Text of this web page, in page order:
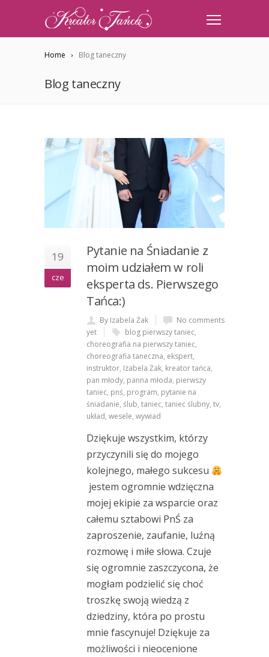
Home Blog taneczny
Blog taneczny
19
cze
Pytanie na Śniadanie z
moim udziałem w roli
eksperta ds. Pierwszego
Tańca:)
By Izabela Żak
No comments
yet
blog pierwszy taniec,
choreografia na pierwszy taniec,
choreografia taneczna, ekspert,
instruktor, Izabela Żak, kreator tańca,
pan młody, panna młoda, pierwszy
taniec, pnś, program, pytanie na
śniadanie, ślub, taniec, taniec ślubny, tv,
układ, wesele, wywiad
Dziękuje wszystkim, którzy
przyczynili się do mojego
kolejnego, małego sukcesu
jestem ogromnie wdzięczna
mojej ekipie za wsparcie oraz
całemu sztabowi PnŚ za
zaproszenie, zaufanie, luźną
rozmowę i miłe słowa. Czuje
się ogromnie zaszczycona, że
mogłam podzielić się choć
troszkę swoją wiedzą z
dziedziny, która po prostu
mnie fascynuje! Dziękuje za
możliwości i nieocenione